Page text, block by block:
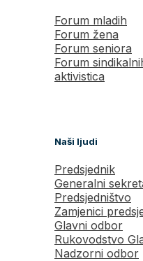
Forum mladih
Forum žena
Forum seniora
Forum
aktivistica
Naši ljudi
Predsjednik
Generalni
Predsjedništvo
Zamjenici
Glavni odbor
Rukovodstvo
Nadzorni odbor